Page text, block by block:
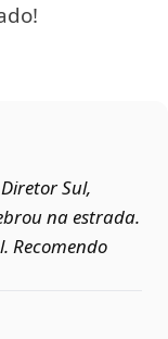
Sul,
na estrada.
Recomendo